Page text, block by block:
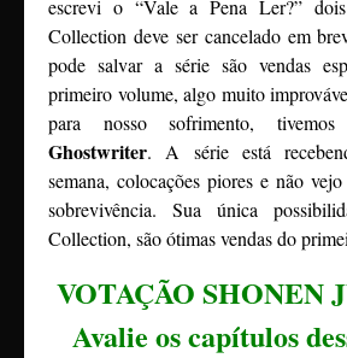
escrevi o “Vale a Pena Ler?”
Collection deve ser cancelado em
pode salvar a série são vendas
primeiro volume, algo muito
para nosso sofrimento,
Ghostwriter. A série está
semana, colocações piores e não
sobrevivência. Sua única
Collection, são ótimas vendas do
VOTAÇÃO SHONEN
Avalie os capítulos